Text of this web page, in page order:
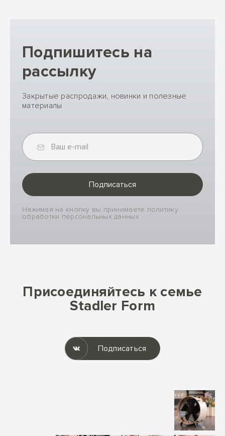
Подпишитесь на
рассылку
Закрытые распродажи, новинки и полезные
материалы
Подписаться
Нажимая на кнопку вы принимаете политику
обработки персональных данных
Присоединяйтесь к семье
Stadler Form
Подписаться